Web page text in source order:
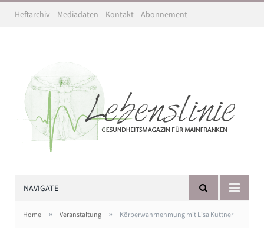
Heftarchiv Mediadaten Kontakt Abonnement
NAVIGATE
Home » Veranstaltung » Körperwahrnehmung mit Lisa Kuttner